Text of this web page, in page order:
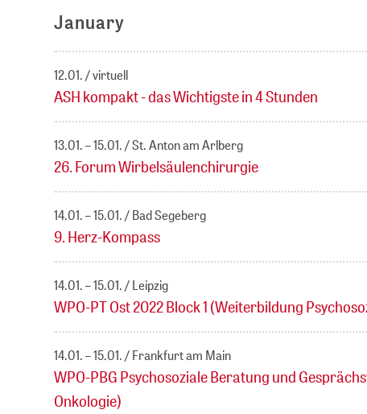
January
12.01. virtuell
ASH kompakt - das Wichtigste in 4 Stunden
13.01. – 15.01. St. Anton am Arlberg
26. Forum Wirbelsäulenchirurgie
14.01. – 15.01. Bad Segeberg
9. Herz-Kompass
14.01. – 15.01. Leipzig
WPO-PT Ost 2022 Block 1 (Weiterbildung
14.01. – 15.01. Frankfurt am Main
WPO-PBG Psychosoziale Beratung und
Onkologie)